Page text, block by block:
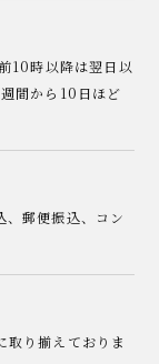
10時以降は翌日以
間から10日ほど
郵便振込、コン
取り揃えておりま